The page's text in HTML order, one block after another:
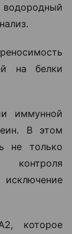
на белки
иммунной
В этом
не только
контроля
которое